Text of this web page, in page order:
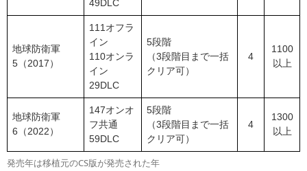
49DLC
地球防衛軍
5（2017）
111オフラ
イン
110オンラ
イン
29DLC
5段階
（3段階目まで一括
クリア可）
4
1100
以上
地球防衛軍
6（2022）
147オンオ
フ共通
59DLC
5段階
（3段階目まで一括
クリア可）
4
1300
以上
発売年は移植元のCS版が発売された年